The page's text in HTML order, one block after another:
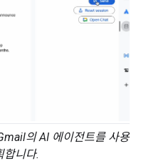
의 AI 에이전트를 사용
합니다.